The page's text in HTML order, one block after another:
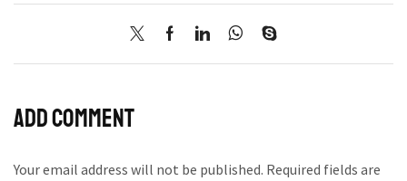
Add comment
Your email address will not be published. Required fields are